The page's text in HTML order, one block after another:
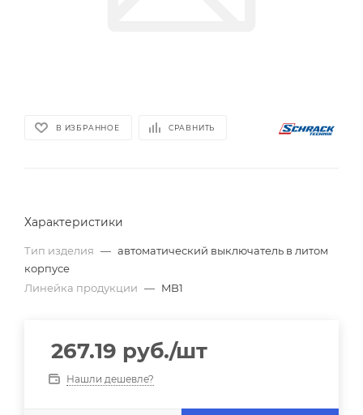
В ИЗБРАННОЕ СРАВНИТЬ
Характеристики
Тип изделия — автоматический выключатель в литом
корпусе
Линейка продукции — MB1
267.19 руб./шт
Нашли дешевле?